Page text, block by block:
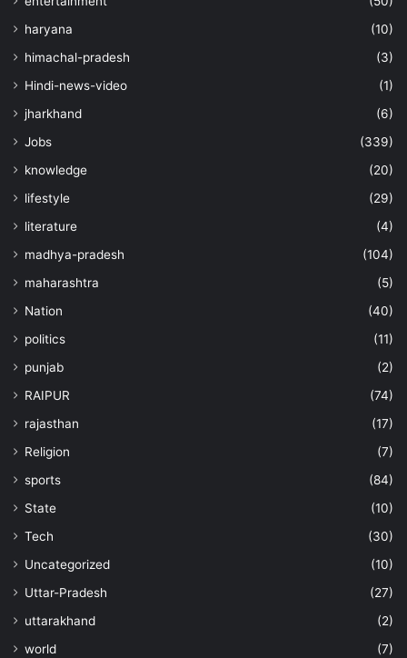
haryana
(10)
himachal-pradesh
(3)
Hindi-news-video
(1)
jharkhand
(6)
Jobs
(339)
knowledge
(20)
lifestyle
(29)
literature
(4)
madhya-pradesh
(104)
maharashtra
(5)
Nation
(40)
politics
(11)
punjab
(2)
RAIPUR
(74)
rajasthan
(17)
Religion
(7)
sports
(84)
State
(10)
Tech
(30)
Uncategorized
(10)
Uttar-Pradesh
(27)
uttarakhand
(2)
world
(7)